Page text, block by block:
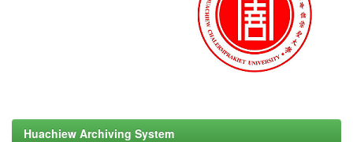
Huachiew Archiving System